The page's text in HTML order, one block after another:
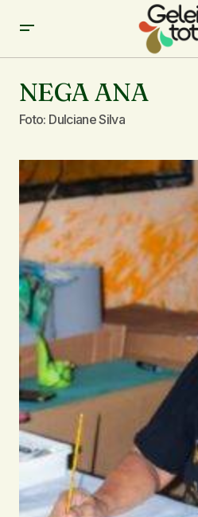
NEGA ANA
Foto: Dulciane Silva